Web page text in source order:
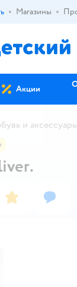
доставки.
Магазины
Акции
и аксессуары